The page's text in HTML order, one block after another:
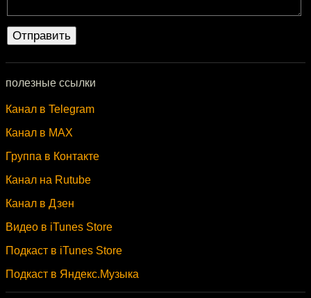
полезные ссылки
Канал в Telegram
Канал в MAX
Группа в Контакте
Канал на Rutube
Канал в Дзен
Видео в iTunes Store
Подкаст в iTunes Store
Подкаст в Яндекс.Музыка